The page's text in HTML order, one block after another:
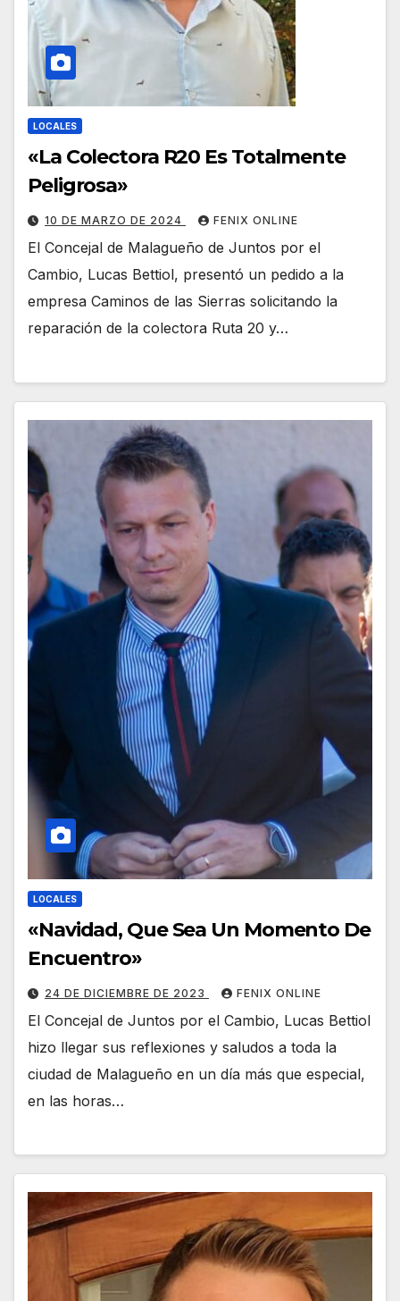
LOCALES
«La Colectora R20 Es Totalmente
Peligrosa»
10 DE MARZO DE 2024 FENIX ONLINE
El Concejal de Malagueño de Juntos por el
Cambio, Lucas Bettiol, presentó un pedido a la
empresa Caminos de las Sierras solicitando la
reparación de la colectora Ruta 20 y…
LOCALES
«Navidad, Que Sea Un Momento De
Encuentro»
24 DE DICIEMBRE DE 2023 FENIX ONLINE
El Concejal de Juntos por el Cambio, Lucas Bettiol
hizo llegar sus reflexiones y saludos a toda la
ciudad de Malagueño en un día más que especial,
en las horas…